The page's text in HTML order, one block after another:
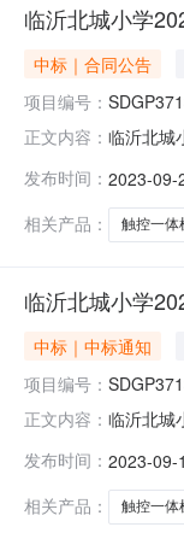
临沂北城小学
中标｜合同公告
项目编号：
正文内容： 临沂北城
目名称：
发布时间： 2023-09-
相关产品：
触控一体
临沂北城小学
中标｜中标通知
项目编号：
正文内容： 临沂北城
室中标（
发布时间： 2023-09-
相关产品：
触控一体